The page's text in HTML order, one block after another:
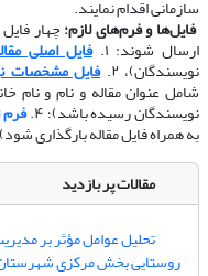
سازمانی اقدام نمایند.
​​​​​​​فایل‌ها و فرم‌های لازم:چهار
ارسال شوند: ۱. فایل اصلی
نویسندگان)، ۲. فایل مشخصات
شامل عنوان مقاله و نام و نام
نویسندگان رسیده باشد)؛ ۴. فرم
به همراه فایل مقاله بارگذاری
مقالات پر بازدید
تحلیل عوامل مؤثر بر
روستایی بخش مرکزی